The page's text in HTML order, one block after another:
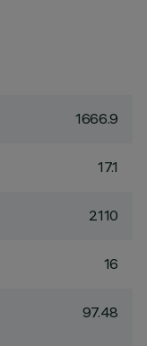
1666.9
17.1
2110
16
97.48